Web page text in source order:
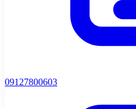
09127800603